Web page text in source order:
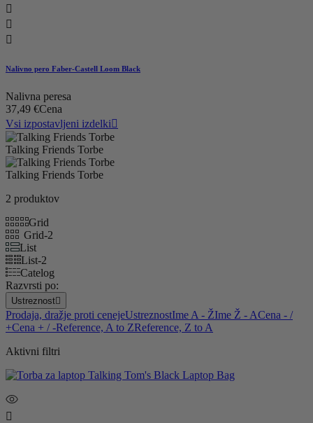



Nalivno pero Faber-Castell Loom Black
Nalivna peresa
37,49 €Cena
Vsi izpostavljeni izdelki
Talking Friends Torbe
Talking Friends Torbe
2 produktov
Grid
Grid-2
List
List-2
Catelog
Razvrsti po:
Ustreznost
Prodaja, dražje proti cenejeUstreznostIme A - ŽIme Ž - ACena - /
+Cena + / -Reference, A to ZReference, Z to A
Aktivni filtri
